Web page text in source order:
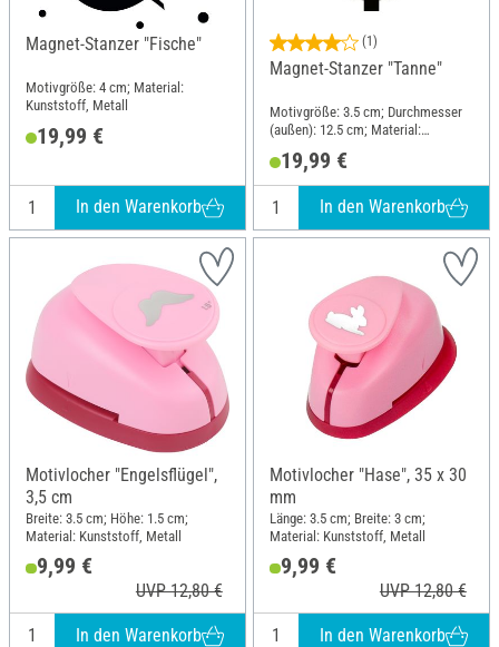
Magnet-Stanzer "Fische"
Motivgröße: 4 cm; Material:
Kunststoff, Metall
19,99 €
In den Warenkorb
(1)
Magnet-Stanzer "Tanne"
Motivgröße: 3.5 cm; Durchmesser
(außen): 12.5 cm; Material:
19,99 €
In den Warenkorb
Motivlocher "Engelsflügel",
3,5 cm
Breite: 3.5 cm; Höhe: 1.5 cm;
Material: Kunststoff, Metall
9,99 €
UVP 12,80 €
In den Warenkorb
Motivlocher "Hase", 35 x 30
mm
Länge: 3.5 cm; Breite: 3 cm;
Material: Kunststoff, Metall
9,99 €
UVP 12,80 €
In den Warenkorb